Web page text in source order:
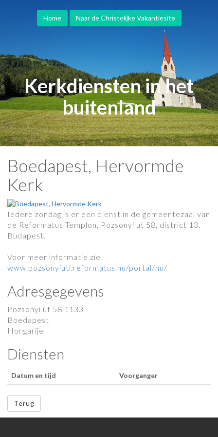
Home Naar de Christelijke Vakantiesite
Kerkdiensten in het
buitenland
Boedapest, Hervormde
Kerk
Iedere zondag is er een dienst in de gemeentezaal van
de Reformatus Templon, Pozsonyi ut 58, district 13,
Budapest.
Voor meer informatie zie
www.pozsonyiuti.reformatus.hu/portal/hu/
Adresgegevens
Pozsonyi út 58 1133
Boedapest
Hongarije
Diensten
Datum en tijd Voorganger
Terug